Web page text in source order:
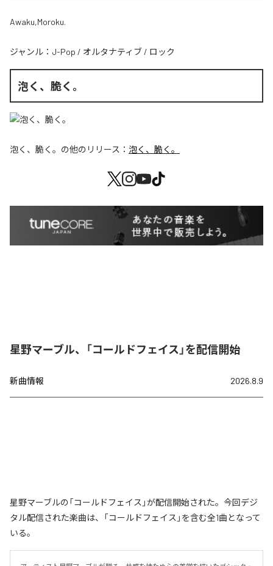
Awaku,Moroku.
ジャンル： J-Pop / オルタナティブ / ロック
泡く、脆く。
泡く、脆く。 の他のリリース： 泡く、脆く。
星野マーブル、「コールドフェイス」を配信開始
新曲情報 2026.8.9
星野マーブルの「コールドフェイス」が配信開始された。今回デジ
タル配信された楽曲は、「コールドフェイス」を含む全1曲となって
いる。